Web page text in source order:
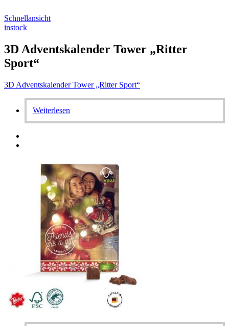
Schnellansicht
instock
3D Adventskalender Tower „Ritter
Sport“
3D Adventskalender Tower „Ritter Sport“
Weiterlesen